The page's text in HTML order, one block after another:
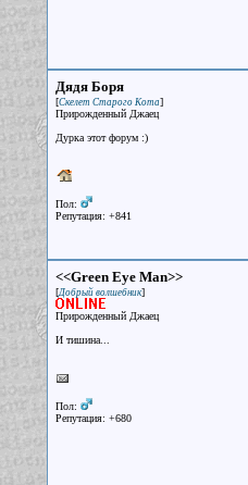
Дядя Боря
[Скелет Старого Кота]
Прирожденный Джаец
Дурка этот форум :)
Пол:
Репутация: +841
<<Green Eye Man>>
[Добрый волшебник]
Прирожденный Джаец
И тишина...
Пол:
Репутация: +680